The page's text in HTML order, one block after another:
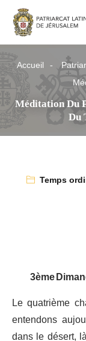
Accueil
Méditation Du
Du
Temps
3ème
Le quatrième
entendons
dans le désert,